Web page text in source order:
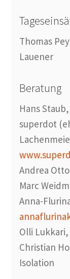
Thomas
Lauener
Beratung
Hans
superdot
Andrea
Marc
Anna-
Olli
Christian
Isolation